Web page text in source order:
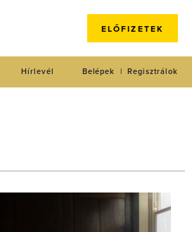
ELŐFIZETEK
Regisztrálok
Belépek
Hírlevél